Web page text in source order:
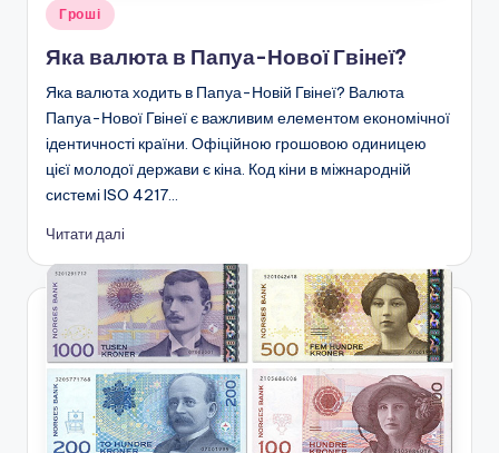
Опубліковано
Гроші
Яка валюта в Папуа-Нової Гвінеї?
Яка валюта ходить в Папуа-Новій Гвінеї? Валюта
Папуа-Нової Гвінеї є важливим елементом економічної
ідентичності країни. Офіційною грошовою одиницею
цієї молодої держави є кіна. Код кіни в міжнародній
системі ISO 4217…
Читати далі